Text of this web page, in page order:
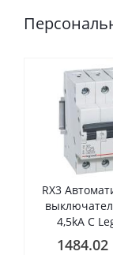
RX3
4,5kA C
1484.02